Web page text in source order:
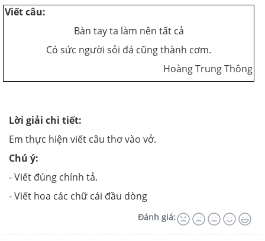
Viết câu:
Bàn tay ta làm nên tất cả
Có sức người sỏi đá cũng thành cơm.
Hoàng Trung Thông
Lời giải chi tiết:
Em thực hiện viết câu thơ vào vở.
Chú ý:
- Viết đúng chính tả.
- Viết hoa các chữ cái đầu dòng
Đánh giá: